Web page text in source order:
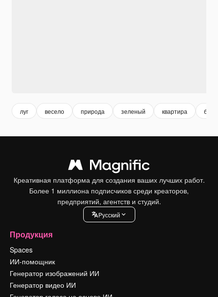
луг весело природа зеленый квартира
Креативная платформа для создания ваших лучших работ.
Более 1 миллиона подписчиков среди креаторов,
предприятий, агентств и студий.
Pусский
Продукция
Spaces
ИИ-помощник
Генератор изображений ИИ
Генератор видео ИИ